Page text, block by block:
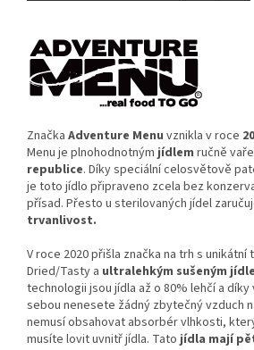
Značka Adventure Menu vznikla v roce
Menu je plnohodnotnýmjídlem ručně
republice. Díky speciální celosvětově
je toto jídlo připraveno zcela bez
přísad. Přesto u sterilovaných jídel
trvanlivost.
V roce 2020 přišla značka na trh s unikátní
Dried/Tasty a ultralehkým sušeným
technologii jsou jídla až o 80% lehčí a díky
sebou nenesete žádný zbytečný vzduch
nemusí obsahovat absorbér vlhkosti,
musíte lovit uvnitř jídla. Tato jídla mají